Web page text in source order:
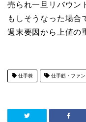
売られ一旦リバウン
もしそうなった場合
週末要因から上値の
仕手株 仕手筋・ファ